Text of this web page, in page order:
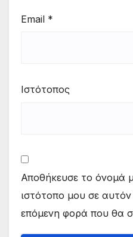
Email *
Ιστότοπος
Αποθήκευσε το όνομά
ιστότοπο μου σε
επόμενη φορά που θα